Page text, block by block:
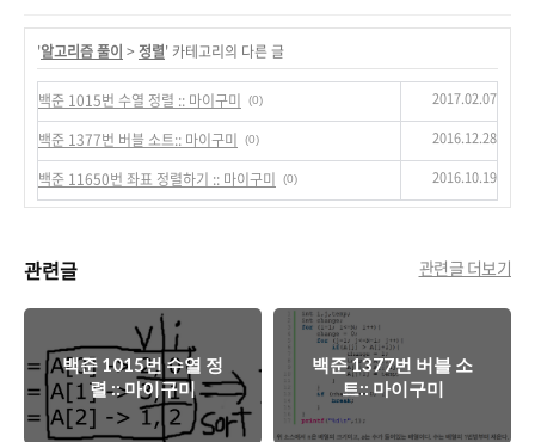
'알고리즘 풀이 > 정렬' 카테고리의 다른 글
백준 1015번 수열 정렬 :: 마이구미 (0) 2017.02.07
백준 1377번 버블 소트:: 마이구미 (0) 2016.12.28
백준 11650번 좌표 정렬하기 :: 마이구미 (0) 2016.10.19
관련글 관련글 더보기
백준 1015번 수열 정
렬 :: 마이구미
백준 1377번 버블 소
트:: 마이구미